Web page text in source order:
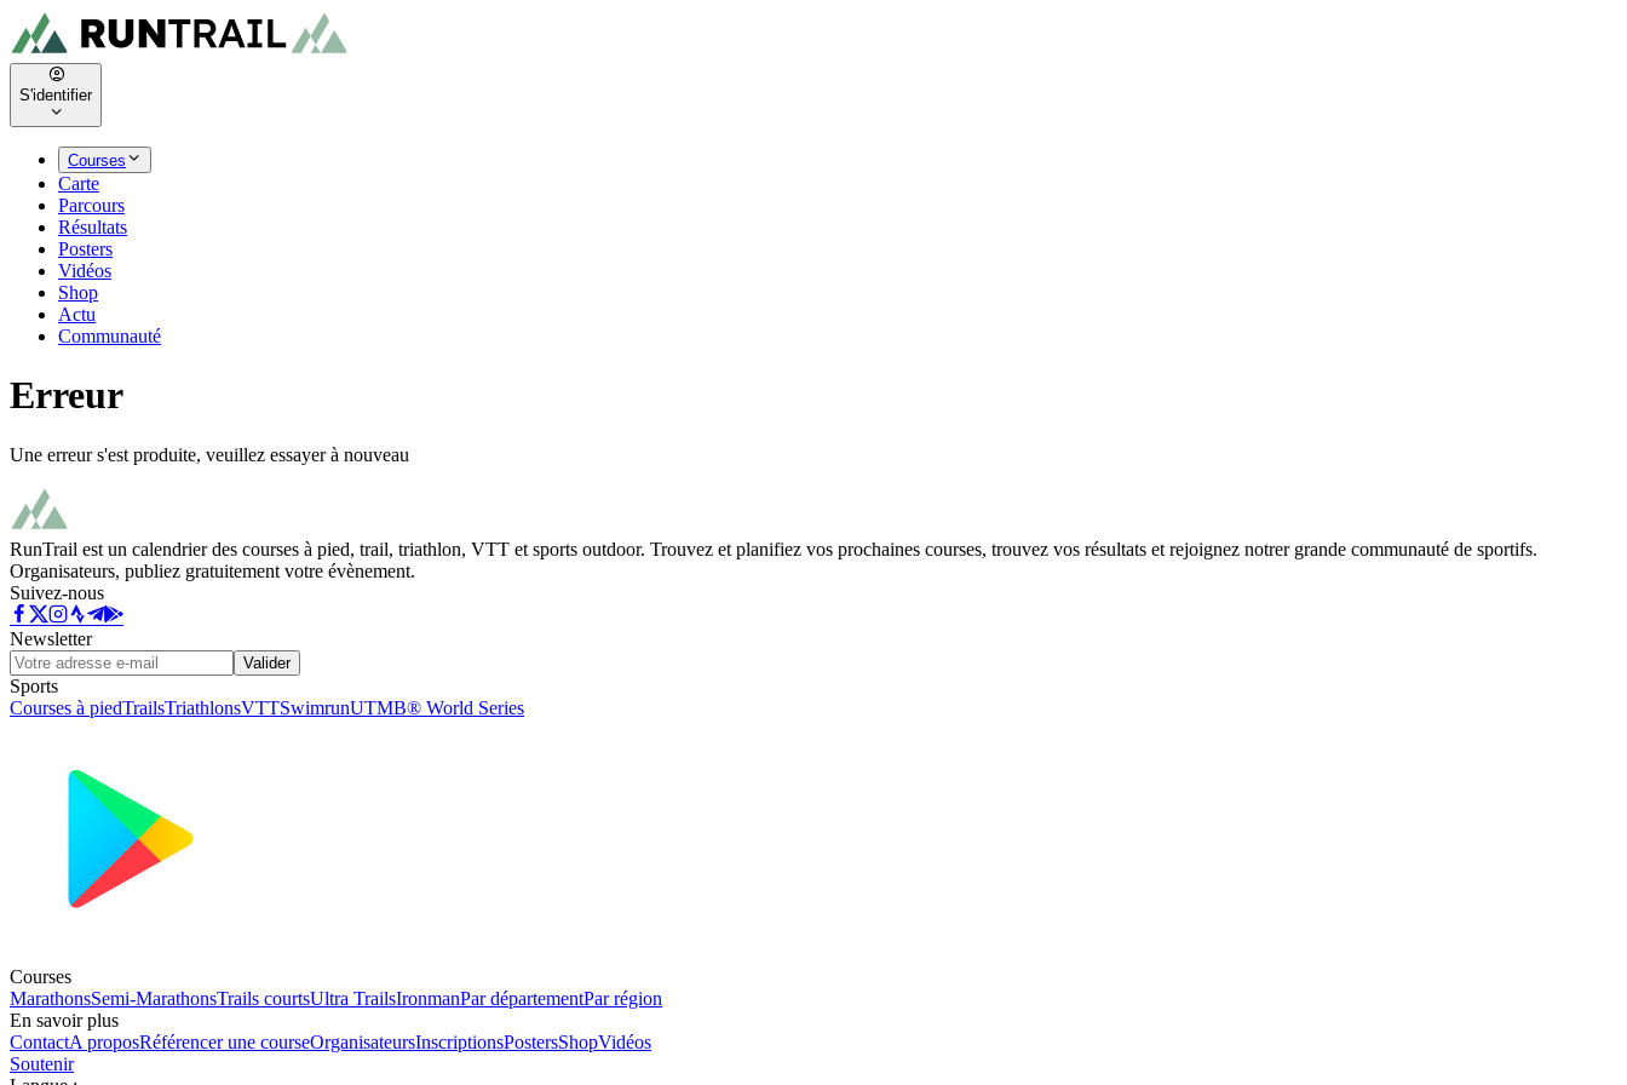
S'identifier
Courses
Carte
Parcours
Résultats
Posters
Vidéos
Shop
Actu
Communauté
Erreur
Une erreur s'est produite, veuillez essayer à nouveau
RunTrail est un calendrier des courses à pied, trail, triathlon, VTT et sports outdoor. Trouvez et planifiez vos prochaines courses, trouvez vos résultats et rejoignez notrer grande communauté de sportifs.
Organisateurs, publiez gratuitement votre évènement.
Suivez-nous
Newsletter
Valider
Sports
Courses à piedTrailsTriathlonsVTTSwimrunUTMB® World Series
Courses
MarathonsSemi-MarathonsTrails courtsUltra TrailsIronmanPar départementPar région
En savoir plus
ContactA proposRéférencer une courseOrganisateursInscriptionsPostersShopVidéos
Soutenir